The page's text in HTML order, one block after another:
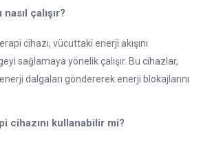
çalışır?
cihazı, vücuttaki enerji akışını
sağlamaya yönelik çalışır. Bu cihazlar,
dalgaları göndererek enerji blokajlarını
cihazını kullanabilir mi?